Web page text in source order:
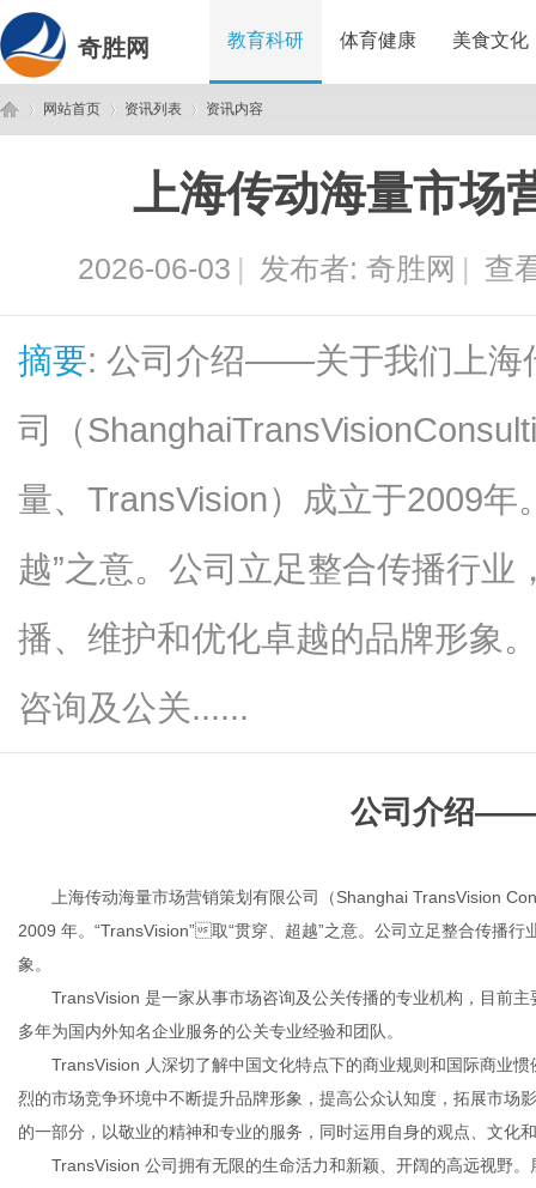
奇胜网 教育科研 体育健康 美食文化
网站首页 资讯列表
›
资讯内容
上海传动海量市场
2026-06-03 | 发布者: 奇胜网 | 查
摘要: 公司介绍——关于我们上海
司（
量、TransVision）成立于2009年
越”之意。公司立足整合传播行
播、维护和优化卓越的品牌形象
咨询及公关......
公司介绍——
上海传动海量市场营销策划有限公司（Shanghai TransVision
2009 年。“TransVision”
取“贯穿、超越”之意。公司立足整合传播
象。
TransVision 是一家从事市场咨询及公关传播的专业机构，目前
多年为国内外知名企业服务的公关专业经验和团队。
TransVision 人深切了解中国文化特点下的商业规则和国际商业
烈的市场竞争环境中不断提升品牌形象，提高公众认知度，拓展市场
的一部分，以敬业的精神和专业的服务，同时运用自身的观点、文化
TransVision 公司拥有无限的生命活力和新颖、开阔的高远视野